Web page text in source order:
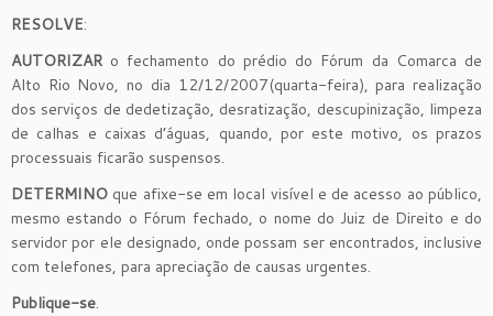
RESOLVE:
AUTORIZAR o fechamento do prédio do Fórum da Comarca de
Alto Rio Novo, no dia 12/12/2007(quarta-feira), para realização
dos serviços de dedetização, desratização, descupinização, limpeza
de calhas e caixas d’águas, quando, por este motivo, os prazos
processuais ficarão suspensos.
DETERMINO que afixe-se em local visível e de acesso ao público,
mesmo estando o Fórum fechado, o nome do Juiz de Direito e do
servidor por ele designado, onde possam ser encontrados, inclusive
com telefones, para apreciação de causas urgentes.
Publique-se.